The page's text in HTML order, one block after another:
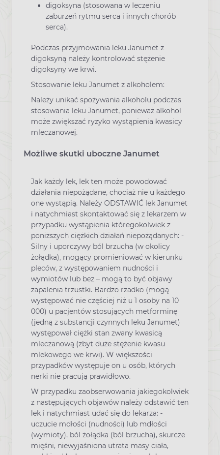
digoksyna (stosowana w leczeniu
zaburzeń rytmu serca i innych chorób
serca).
Podczas przyjmowania leku Janumet z
digoksyną należy kontrolować stężenie
digoksyny we krwi.
Stosowanie leku Janumet z alkoholem:
Należy unikać spożywania alkoholu podczas
stosowania leku Janumet, ponieważ alkohol
może zwiększać ryzyko wystąpienia kwasicy
mleczanowej.
Możliwe skutki uboczne Janumet
Jak każdy lek, lek ten może powodować
działania niepożądane, chociaż nie u każdego
one wystąpią. Należy ODSTAWIĆ lek Janumet
i natychmiast skontaktować się z lekarzem w
przypadku wystąpienia któregokolwiek z
poniższych ciężkich działań niepożądanych: -
Silny i uporczywy ból brzucha (w okolicy
żołądka), mogący promieniować w kierunku
pleców, z występowaniem nudności i
wymiotów lub bez – mogą to być objawy
zapalenia trzustki. Bardzo rzadko (mogą
występować nie częściej niż u 1 osoby na 10
000) u pacjentów stosujących metforminę
(jedną z substancji czynnych leku Janumet)
występował ciężki stan zwany kwasicą
mleczanową (zbyt duże stężenie kwasu
mlekowego we krwi). W większości
przypadków występuje on u osób, których
nerki nie pracują prawidłowo.
W przypadku zaobserwowania jakiegokolwiek
z następujących objawów należy odstawić ten
lek i natychmiast udać się do lekarza: -
uczucie mdłości (nudności) lub mdłości
(wymioty), ból żołądka (ból brzucha), skurcze
mięśni, niewyjaśniona utrata masy ciała,